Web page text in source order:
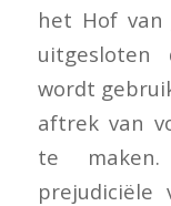
het Hof van
uitgesloten
wordt
aftrek van
te
prejudiciële